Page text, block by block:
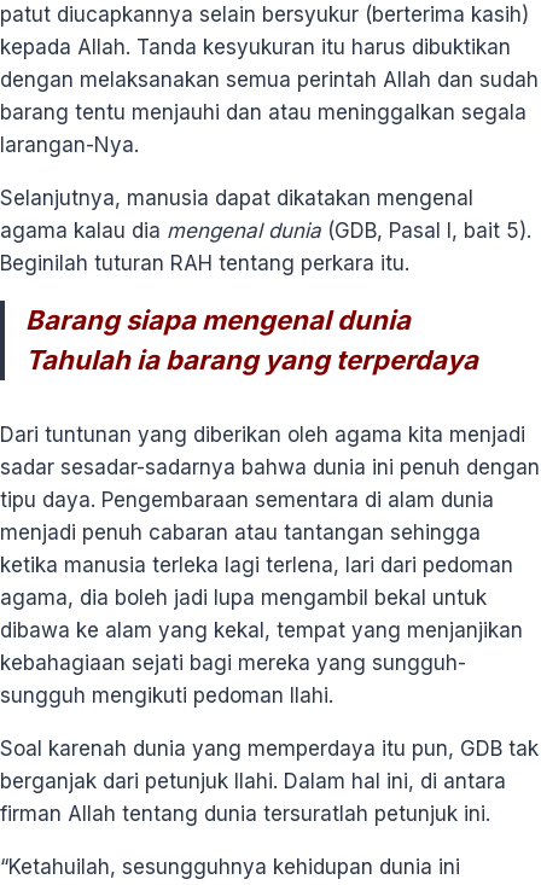
patut diucapkannya selain bersyukur (berterima kasih)
kepada Allah. Tanda kesyukuran itu harus dibuktikan
dengan melaksanakan semua perintah Allah dan sudah
barang tentu menjauhi dan atau meninggalkan segala
larangan-Nya.
Selanjutnya, manusia dapat dikatakan mengenal
agama kalau dia mengenal dunia (GDB, Pasal I, bait 5).
Beginilah tuturan RAH tentang perkara itu.
Barang siapa mengenal dunia
Tahulah ia barang yang terperdaya
Dari tuntunan yang diberikan oleh agama kita menjadi
sadar sesadar-sadarnya bahwa dunia ini penuh dengan
tipu daya. Pengembaraan sementara di alam dunia
menjadi penuh cabaran atau tantangan sehingga
ketika manusia terleka lagi terlena, lari dari pedoman
agama, dia boleh jadi lupa mengambil bekal untuk
dibawa ke alam yang kekal, tempat yang menjanjikan
kebahagiaan sejati bagi mereka yang sungguh-
sungguh mengikuti pedoman Ilahi.
Soal karenah dunia yang memperdaya itu pun, GDB tak
berganjak dari petunjuk Ilahi. Dalam hal ini, di antara
firman Allah tentang dunia tersuratlah petunjuk ini.
“Ketahuilah, sesungguhnya kehidupan dunia ini